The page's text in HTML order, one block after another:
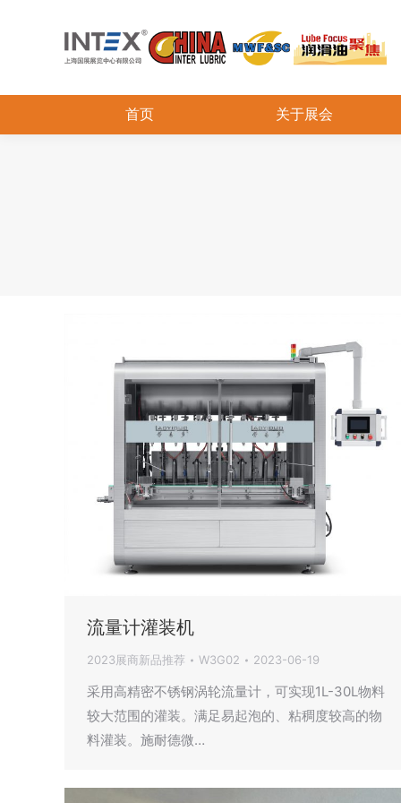
首页 关于展会
流量计灌装机
2023展商新品推荐 W3G02 2023-06-19
采用高精密不锈钢涡轮流量计，可实现1L-30L物料
较大范围的灌装。满足易起泡的、粘稠度较高的物
料灌装。施耐德微…